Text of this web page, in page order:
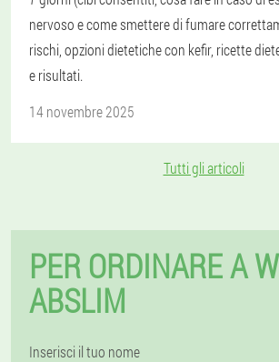
nervoso e come smettere di fumare
rischi, opzioni dietetiche con kefir, ricette
e risultati.
14 novembre 2025
Tutti gli articoli
PER ORDINARE A
ABSLIM
Inserisci il tuo nome